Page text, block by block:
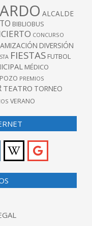
ALCALDE
BIBLIOBUS
CONCURSO
DIVERSIÓN
FIESTAS FUTBOL
MÉDICO
POZO PREMIOS
TEATRO TORNEO
VERANO